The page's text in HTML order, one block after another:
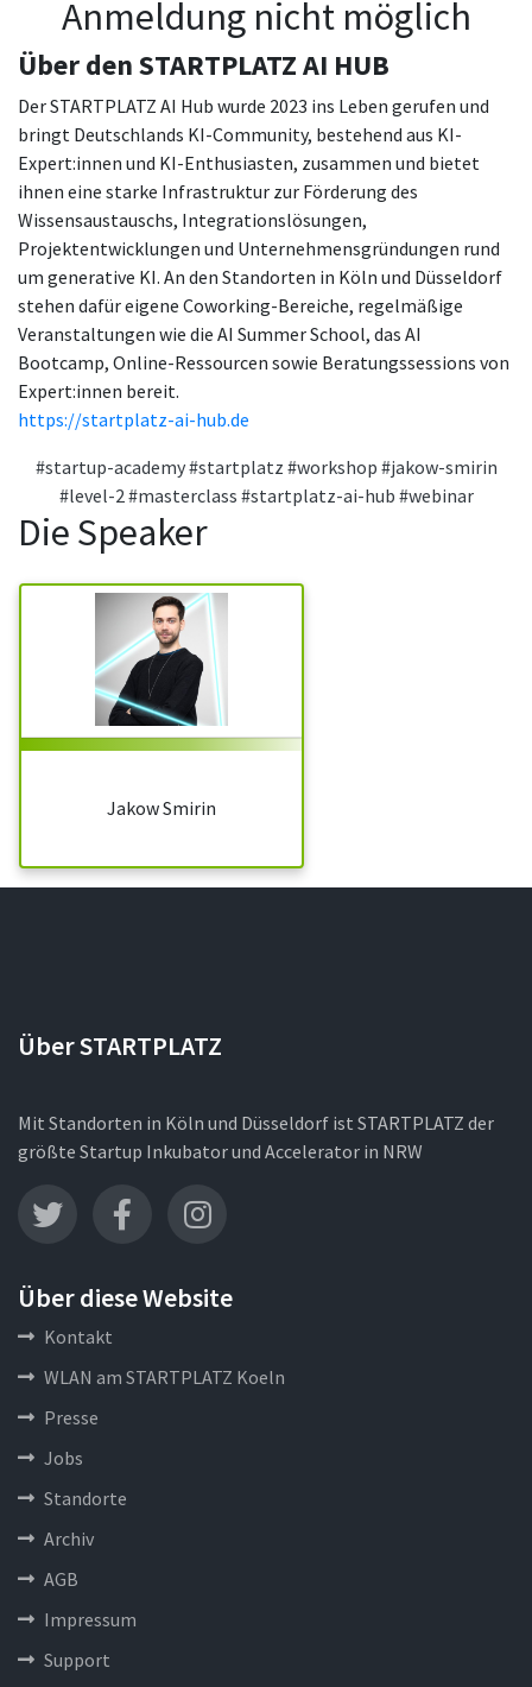
Anmeldung nicht möglich
Über den STARTPLATZ AI HUB
Der STARTPLATZ AI Hub wurde 2023 ins Leben gerufen und
bringt Deutschlands KI-Community, bestehend aus KI-
Expert:innen und KI-Enthusiasten, zusammen und bietet
ihnen eine starke Infrastruktur zur Förderung des
Wissensaustauschs, Integrationslösungen,
Projektentwicklungen und Unternehmensgründungen rund
um generative KI. An den Standorten in Köln und Düsseldorf
stehen dafür eigene Coworking-Bereiche, regelmäßige
Veranstaltungen wie die AI Summer School, das AI
Bootcamp, Online-Ressourcen sowie Beratungssessions von
Expert:innen bereit.
https://startplatz-ai-hub.de
#startup-academy#startplatz #workshop #jakow-smirin
#level-2#masterclass #startplatz-ai-hub #webinar
Die Speaker
Jakow Smirin
Über STARTPLATZ
Mit Standorten in Köln und Düsseldorf ist STARTPLATZ der
größte Startup Inkubator und Accelerator in NRW
Über diese Website
Kontakt
WLAN am STARTPLATZ Koeln
Presse
Jobs
Standorte
Archiv
AGB
Impressum
Support